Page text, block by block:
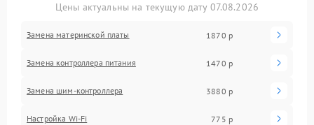
Цены актуальны на текущую дату 07.08.2026
Замена материнской платы 1870 р
Замена контроллера питания 1470 р
Замена шим-контроллера 3880 р
Настройка Wi-Fi 775 р